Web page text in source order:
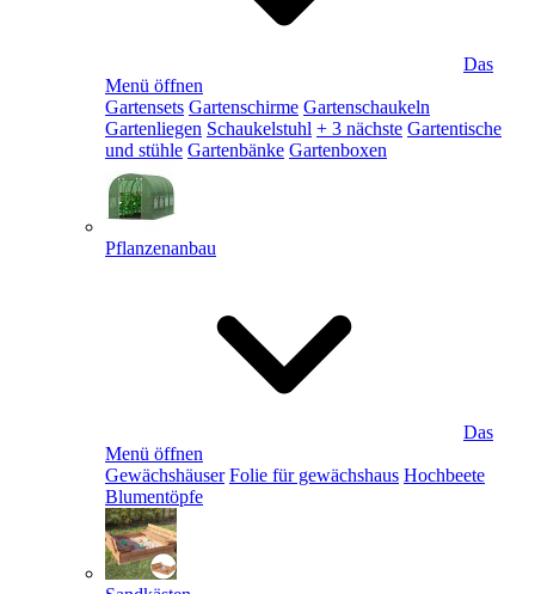
Das
Menü öffnen
Gartensets Gartenschirme Gartenschaukeln
Gartenliegen Schaukelstuhl + 3 nächste Gartentische
und stühle Gartenbänke Gartenboxen
Pflanzenanbau
Das
Menü öffnen
Gewächshäuser Folie für gewächshaus Hochbeete
Blumentöpfe